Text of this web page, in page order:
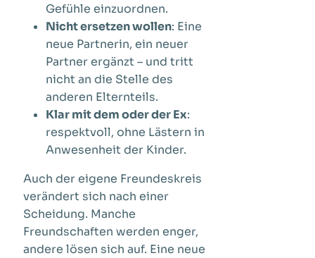
Gefühle einzuordnen.
Nicht ersetzen wollen: Eine
neue Partnerin, ein neuer
Partner ergänzt – und tritt
nicht an die Stelle des
anderen Elternteils.
Klar mit dem oder der Ex:
respektvoll, ohne Lästern in
Anwesenheit der Kinder.
Auch der eigene Freundeskreis
verändert sich nach einer
Scheidung. Manche
Freundschaften werden enger,
andere lösen sich auf. Eine neue